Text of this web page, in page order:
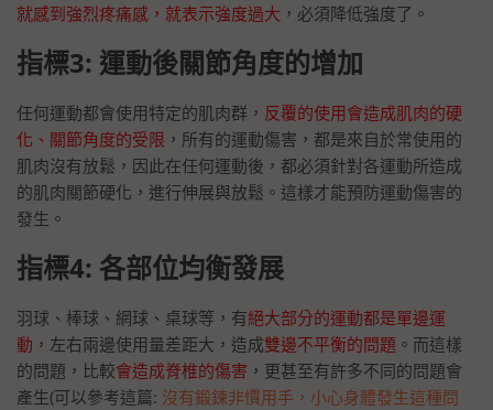
就感到強烈疼痛感，就表示強度過大 ，必須降低強度了。
指標3: 運動後關節角度的增加
任何運動都會使用特定的肌肉群， 反覆的使用會造成肌肉的硬
化、關節角度的受限 ，所有的運動傷害，都是來自於常使用的
肌肉沒有放鬆，因此在任何運動後，都必須針對各運動所造成
的肌肉關節硬化，進行伸展與放鬆。這樣才能預防運動傷害的
發生。
指標4: 各部位均衡發展
羽球、棒球、網球、桌球等，有絕大部分的運動都是單邊運
動 ，左右兩邊使用量差距大，造成雙邊不平衡的問題 。而這樣
的問題，比較會造成脊椎的傷害 ，更甚至有許多不同的問題會
產生(可以參考這篇: 沒有鍛鍊非慣用手，小心身體發生這種問